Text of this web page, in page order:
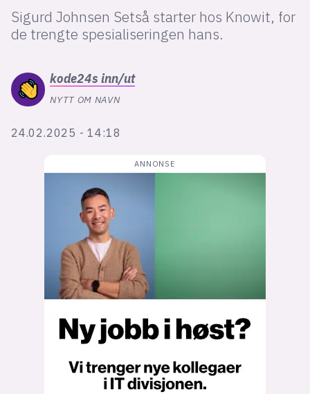
Sigurd Johnsen Setså starter hos Knowit, for
de trengte spesialiseringen hans.
kode24s inn/ut
NYTT OM NAVN
24.02.2025 - 14:18